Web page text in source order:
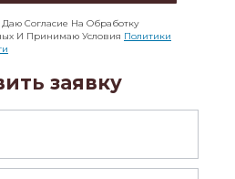
Согласие На Обработку
И Принимаю Условия Политики
заявку